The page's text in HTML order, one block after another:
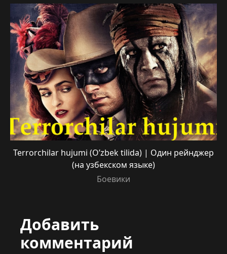
Terrorchilar hujumi (O’zbek tilida) | Один рейнджер
(на узбекском языке)
Боевики
Добавить
комментарий